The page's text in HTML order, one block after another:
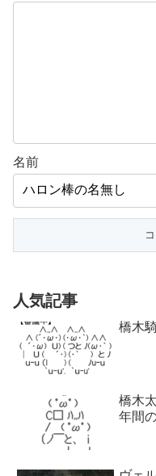
名前
人気記事
橋木
橋木
年間